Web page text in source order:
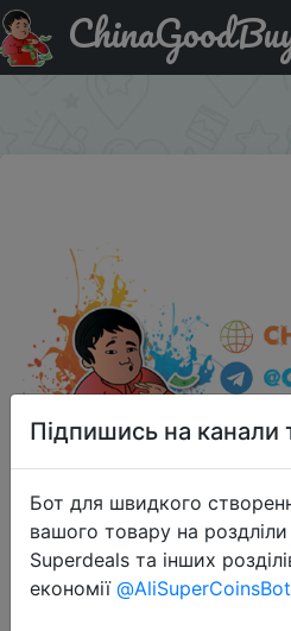
Паридбати з промокодом
Fashion Electric Fly Trap
Підпишись на канали
Бот для швидкого
вашого товару на
Superdeals та інших
економії @AliSuperCoinsBot